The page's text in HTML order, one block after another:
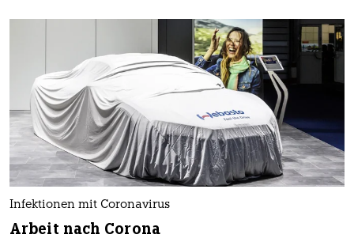
Infektionen mit Coronavirus
Arbeit nach Corona